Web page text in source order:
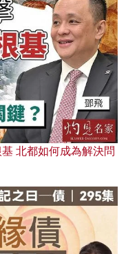
北都如何成為解決問